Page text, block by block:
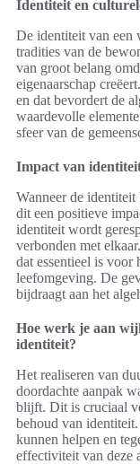
Identiteit en
De identiteit van een
tradities van de
van groot belang
eigenaarschap
en dat bevordert de
waardevolle
sfeer van de
Impact van
Wanneer de
dit een positieve
identiteit wordt
verbonden met
dat essentieel is voor
leefomgeving. De
bijdraagt aan het
Hoe werk je aan
identiteit?
Het realiseren van
doordachte aanpak
blijft. Dit is cruciaal
behoud van
kunnen helpen en
effectiviteit van deze